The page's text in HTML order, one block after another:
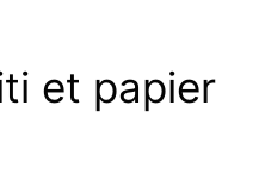
et papier